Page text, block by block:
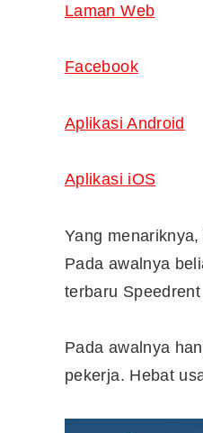
Laman Web
Facebook
Aplikasi Android
Aplikasi iOS
Yang
Pada awalnya
terbaru
Pada awalnya
pekerja. Hebat